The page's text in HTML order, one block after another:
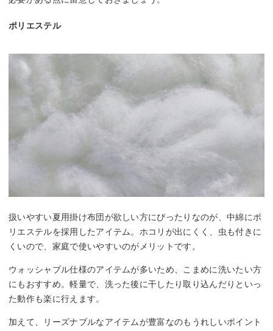
ポリエステル
扱いやすい夏用掛け布団が欲しい方にぴったりなのが、中綿にポ
リエステルを採用したアイテム。ホコリが出にくく、虫も付きに
くいので、家庭で使いやすいのがメリットです。
ウォッシャブル仕様のアイテムが多いため、こまめに洗いたい方
にもおすすめ。軽量で、洗った後に干したり取り込んだりといっ
た動作も楽に行えます。
加えて、リーズナブルなアイテムが豊富なのもうれしいポイント